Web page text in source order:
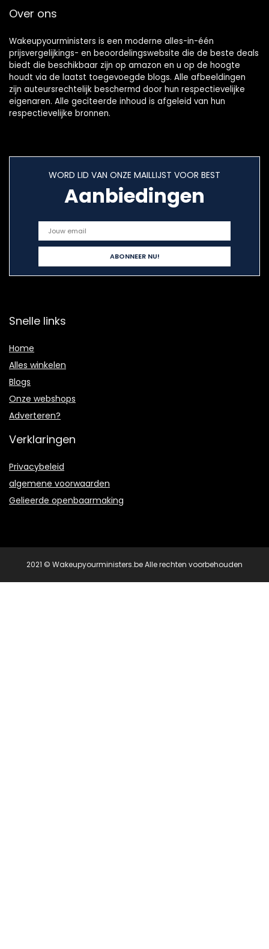
Over ons
Wakeupyourministers is een moderne alles-in-één
prijsvergelijkings- en beoordelingswebsite die de beste deals
biedt die beschikbaar zijn op amazon en u op de hoogte
houdt via de laatst toegevoegde blogs. Alle afbeeldingen
zijn auteursrechtelijk beschermd door hun respectievelijke
eigenaren. Alle geciteerde inhoud is afgeleid van hun
respectievelijke bronnen.
WORD LID VAN ONZE MAILLIJST VOOR BEST
Aanbiedingen
Snelle links
Home
Alles winkelen
Blogs
Onze webshops
Adverteren?
Verklaringen
Privacybeleid
algemene voorwaarden
Gelieerde openbaarmaking
2021 © Wakeupyourministers.be Alle rechten voorbehouden